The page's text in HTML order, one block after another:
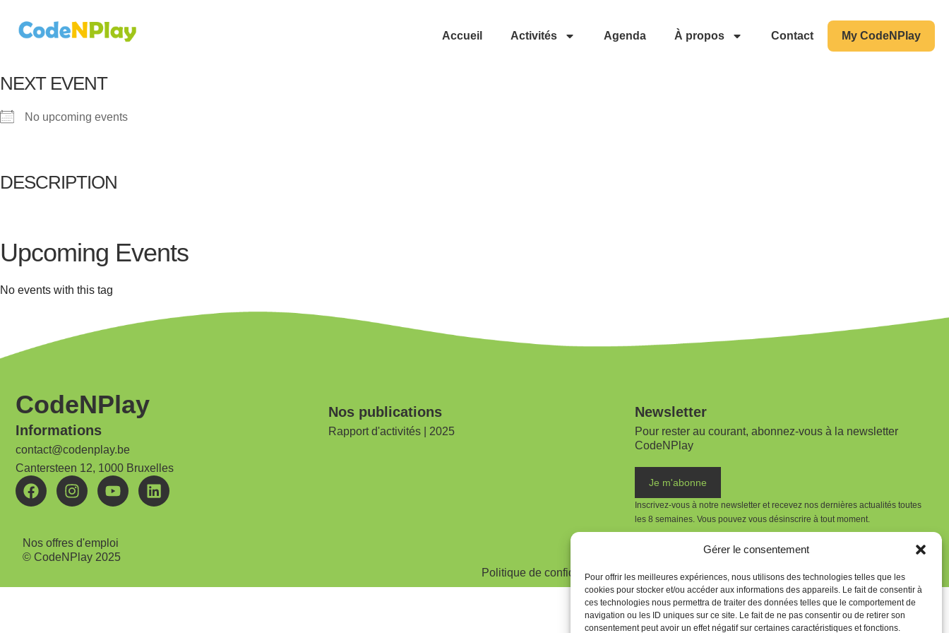
Gérer le consentement
Pour offrir les meilleures expériences, nous utilisons des technologies telles que les
cookies pour stocker et/ou accéder aux informations des appareils. Le fait de consentir à
ces technologies nous permettra de traiter des données telles que le comportement de
navigation ou les ID uniques sur ce site. Le fait de ne pas consentir ou de retirer son
consentement peut avoir un effet négatif sur certaines caractéristiques et fonctions.
Accueil Activités Agenda À propos Contact My CodeNPlay
NEXT EVENT
No upcoming events
DESCRIPTION
Upcoming Events
No events with this tag
CodeNPlay
Informations
contact@codenplay.be
Cantersteen 12, 1000 Bruxelles
Nos publications
Rapport d'activités | 2025
Newsletter
Pour rester au courant, abonnez-vous à la newsletter
CodeNPlay
Je m'abonne
Inscrivez-vous à notre newsletter et recevez nos dernières actualités toutes
les 8 semaines. Vous pouvez vous désinscrire à tout moment.
Nos offres d'emploi
© CodeNPlay 2025
Politique de confidentialité